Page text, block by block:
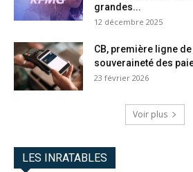
grandes...
12 décembre 2025
CB, première ligne
souveraineté des
23 février 2026
Voir plus
LES INRATABLES